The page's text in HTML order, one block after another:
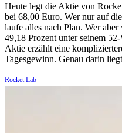
Heute legt die Aktie von
bei 68,00 Euro. Wer nur auf
laufe alles nach Plan. Wer
49,18 Prozent unter seinem
Aktie erzählt eine
Tagesgewinn. Genau darin
Rocket Lab